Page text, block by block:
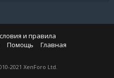
и правила
Помощь
Главная
2021 XenForo Ltd.